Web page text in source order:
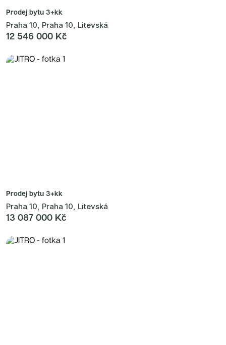
Prodej bytu 3+kk
Praha 10, Praha 10, Litevská
12 546 000 Kč
Prodej bytu 3+kk
Praha 10, Praha 10, Litevská
13 087 000 Kč